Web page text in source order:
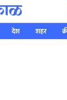
देश शहर